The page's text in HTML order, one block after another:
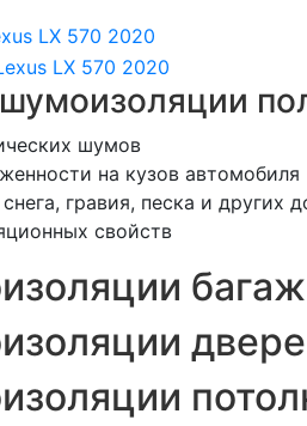
шумов
на кузов автомобиля
гравия, песка и других
свойств